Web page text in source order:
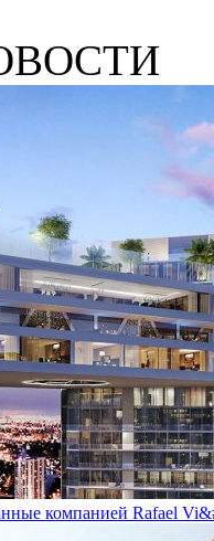
компанией Rafael